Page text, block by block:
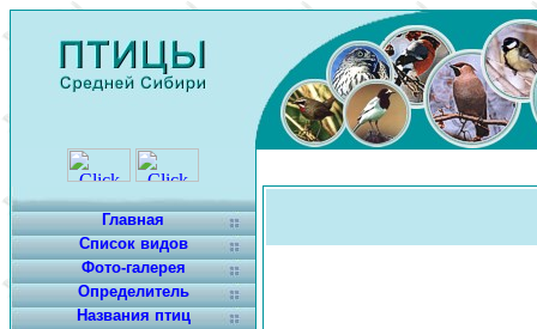
Главная
Список видов
Фото-галерея
Определитель
Названия птиц